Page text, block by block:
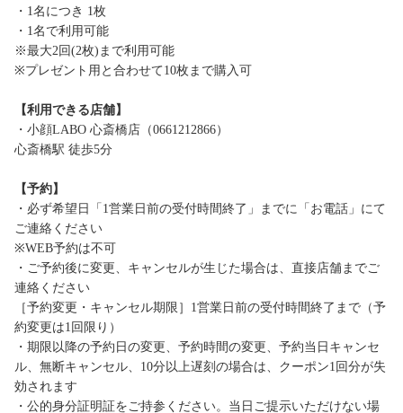
・1名につき 1枚
・1名で利用可能
※最大2回(2枚)まで利用可能
※プレゼント用と合わせて10枚まで購入可
【利用できる店舗】
・小顔LABO 心斎橋店（0661212866）
心斎橋駅 徒歩5分
【予約】
・必ず希望日「1営業日前の受付時間終了」までに「お電話」にて
ご連絡ください
※WEB予約は不可
・ご予約後に変更、キャンセルが生じた場合は、直接店舗までご
連絡ください
［予約変更・キャンセル期限］1営業日前の受付時間終了まで（予
約変更は1回限り）
・期限以降の予約日の変更、予約時間の変更、予約当日キャンセ
ル、無断キャンセル、10分以上遅刻の場合は、クーポン1回分が失
効されます
・公的身分証明証をご持参ください。当日ご提示いただけない場